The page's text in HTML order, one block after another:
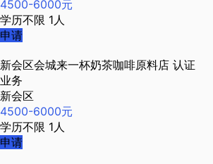
4500-6000元
学历不限 1人
申请
新会区会城来一杯奶茶咖啡原料店 认证
业务
新会区
4500-6000元
学历不限 1人
申请